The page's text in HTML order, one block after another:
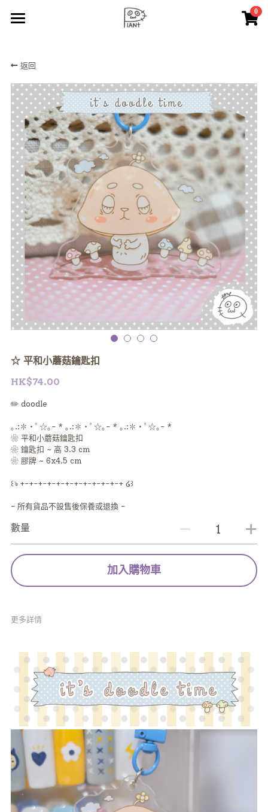
0
🧺 lAZy Q n BaBall
⁺. 𖧷 🍄‍🟫 mimigu 🍄‍🟫 𖧷 ⁺.
☁️ lAZy Q ooo
✏️ doodle
🎨 painting
✂️ lAZy Q CrAft
🛒 lAZy Q PlANt shop
🔆 notice
搜索
返回
☆ 平和小蘑菇鑰匙扣
HK$74.00
✏️ doodle
｡.:✽・ﾟ☆｡- * ｡.:✽・ﾟ☆｡- * ｡.:✽・ﾟ☆｡- *
❀ 平和小蘑菇鑰匙扣
❀ 鑰匙扣 ~ 高 3.3 cm
❀ 膠牌 ~ 6x4.5 cm
꒰ঌ +-+-+-+-+-+-+-+-+-+-+-+ ໒꒱
- 所有貨品不設售後保養或退換 -
數量
加入購物車
更多詳情
×
商品分類
所有商品分類